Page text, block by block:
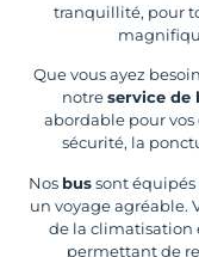
tranquillité, pour
Que vous ayez
notreservice de
abordable pour
sécurité, la
Nos bussont équipés
un voyage agréable.
de la climatisation
permettant de